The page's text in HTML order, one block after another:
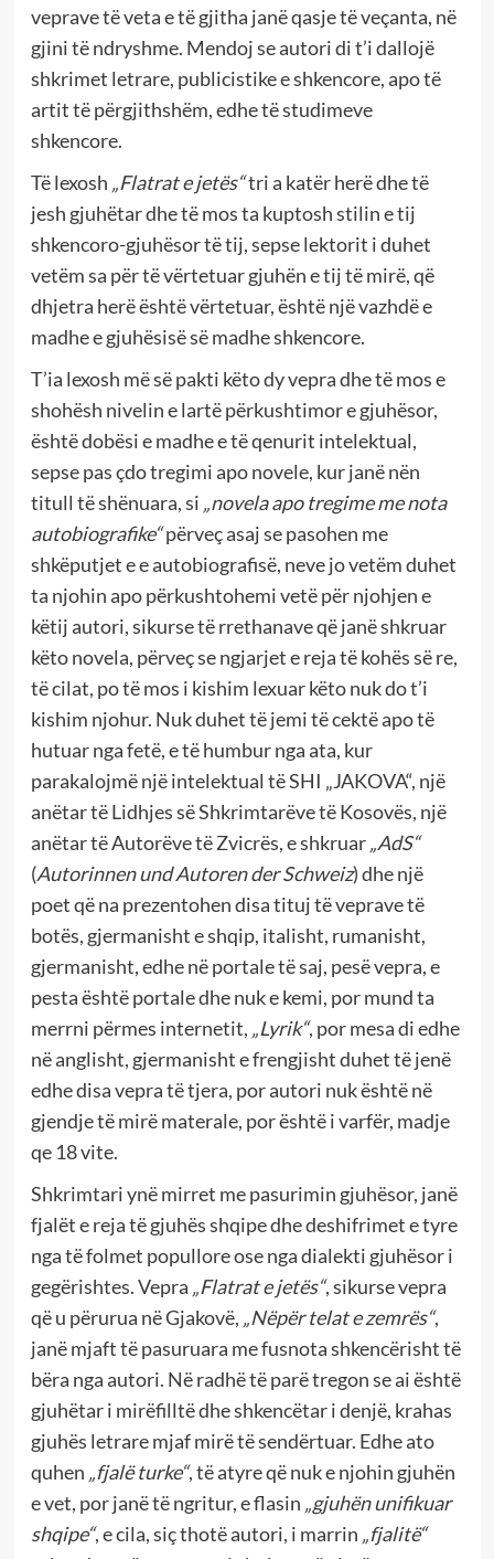
veprave të veta e të gjitha janë qasje të veçanta, në
gjini të ndryshme. Mendoj se autori di t’i dallojë
shkrimet letrare, publicistike e shkencore, apo të
artit të përgjithshëm, edhe të studimeve
shkencore.
Të lexosh „Flatrat e jetës“tri a katër herë dhe të
jesh gjuhëtar dhe të mos ta kuptosh stilin e tij
shkencoro-gjuhësor të tij, sepse lektorit i duhet
vetëm sa për të vërtetuar gjuhën e tij të mirë, që
dhjetra herë është vërtetuar, është një vazhdë e
madhe e gjuhësisë së madhe shkencore.
T’ia lexosh më së pakti këto dy vepra dhe të mos e
shohësh nivelin e lartë përkushtimor e gjuhësor,
është dobësi e madhe e të qenurit intelektual,
sepse pas çdo tregimi apo novele, kur janë nën
titull të shënuara, si „novela apo tregime me nota
autobiografike“përveç asaj se pasohen me
shkëputjet e e autobiografisë, neve jo vetëm duhet
ta njohin apo përkushtohemi vetë për njohjen e
këtij autori, sikurse të rrethanave që janë shkruar
këto novela, përveç se ngjarjet e reja të kohës së re,
të cilat, po të mos i kishim lexuar këto nuk do t’i
kishim njohur. Nuk duhet të jemi të cektë apo të
hutuar nga fetë, e të humbur nga ata, kur
parakalojmë një intelektual të SHI „JAKOVA“, një
anëtar të Lidhjes së Shkrimtarëve të Kosovës, një
anëtar të Autorëve të Zvicrës, e shkruar„AdS“
(Autorinnen und Autoren der Schweiz) dhe një
poet që na prezentohen disa tituj të veprave të
botës, gjermanisht e shqip, italisht, rumanisht,
gjermanisht, edhe në portale të saj, pesë vepra, e
pesta është portale dhe nuk e kemi, por mund ta
merrni përmes internetit, „Lyrik“, por mesa di edhe
në anglisht, gjermanisht e frengjisht duhet të jenë
edhe disa vepra të tjera, por autori nuk është në
gjendje të mirë materale, por është i varfër, madje
qe 18 vite.
Shkrimtari ynë mirret me pasurimin gjuhësor, janë
fjalët e reja të gjuhës shqipe dhe deshifrimet e tyre
nga të folmet popullore ose nga dialekti gjuhësor i
gegërishtes. Vepra „Flatrat e jetës“, sikurse vepra
që u përurua në Gjakovë, „Nëpër telat e zemrës“,
janë mjaft të pasuruara me fusnota shkencërisht të
bëra nga autori. Në radhë të parë tregon se ai është
gjuhëtar i mirëfilltë dhe shkencëtar i denjë, krahas
gjuhës letrare mjaf mirë të sendërtuar. Edhe ato
quhen „fjalë turke“, të atyre që nuk e njohin gjuhën
e vet, por janë të ngritur, e flasin „gjuhën unifikuar
shqipe“, e cila, siç thotë autori, i marrin „fjalitë“